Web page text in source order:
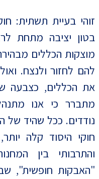
זוהי בעיית תשתית:
בטון יציבה מתחת
מוצקות הכללים
להם לחזור ולנצח.
את הכללים, כצבעה
מתברר כי אנו
נודדים. ככל שהיד של
חוקי היסוד קלה
והתרבותי בין
"האבקות חופשית",